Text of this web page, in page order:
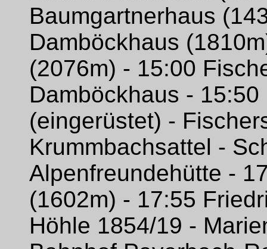
Baumgartnerhaus
Damböckhaus
(2076m) - 15:00
Damböckhaus -
(eingerüstet) -
Krummbachsattel -
Alpenfreundehütte -
(1602m) - 17:55
Höhle 1854/19 -